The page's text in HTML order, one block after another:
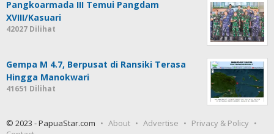
Pangkoarmada III Temui Pangdam
XVIII/Kasuari
42027 Dilihat
Gempa M 4.7, Berpusat di Ransiki Terasa
Hingga Manokwari
41651 Dilihat
© 2023 - PapuaStar.com About Advertise
Privacy & Policy